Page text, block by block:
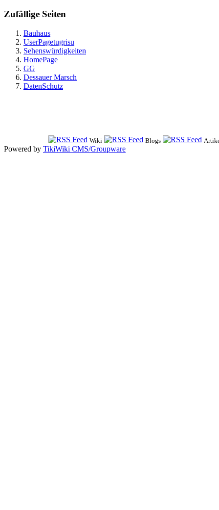
Zufällige Seiten
Bauhaus
UserPagetugrisu
Sehenswürdigkeiten
HomePage
GG
Dessauer Marsch
DatenSchutz
Wiki Blogs
Powered by TikiWiki CMS/Groupware